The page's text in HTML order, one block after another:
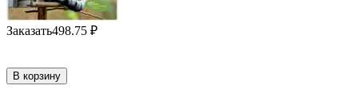
Заказать498.75 ₽
В корзину